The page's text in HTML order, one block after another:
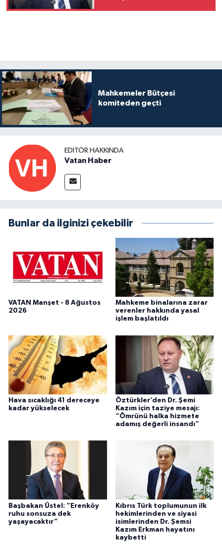
Mahkemeler Bütçesi
komiteden geçti
EDITÖR HAKKINDA
Vatan Haber
Bunlar da ilginizi çekebilir
VATAN Manşet - 8 Ağustos
2026
Mahkeme binalarına zarar
verenler hakkında yasal
işlem başlatıldı
Hava sıcaklığı 41 dereceye
kadar yükselecek
Öztürkler’den Dr. Şemi
Kazım için taziye mesajı:
“Ömrünü halka hizmete
adamış değerli insandı”
Başbakan Üstel: “Erenköy
ruhu sonsuza dek
yaşayacaktır”
Kıbrıs Türk toplumunun ilk
hekimlerinden ve siyasi
isimlerinden Dr. Şemsi
Kazım Erkman hayatını
kaybetti